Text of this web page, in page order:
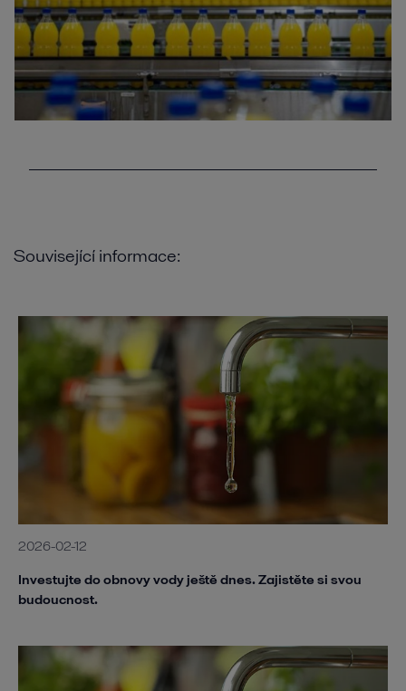
Související informace:
2026-02-12
Investujte do obnovy vody ještě dnes. Zajistěte si svou
budoucnost.